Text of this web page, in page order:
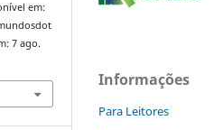
em:
7 ago.
Informações
Para Leitores